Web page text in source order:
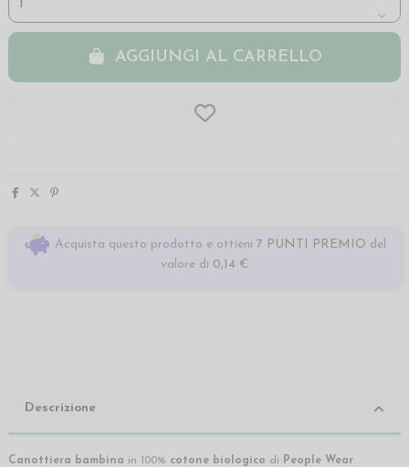
AGGIUNGI AL CARRELLO
Acquista questo prodotto e ottieni 7 PUNTI PREMIO del
valore di 0,14 €
Descrizione
Canottiera bambina in 100% cotone biologico di
People Wear